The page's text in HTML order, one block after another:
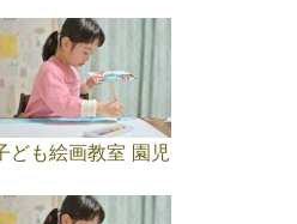
ども絵画教室 園児